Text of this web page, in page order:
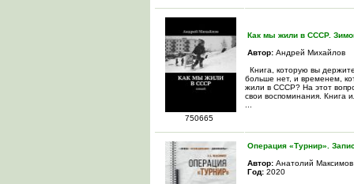
750665
Как мы жили в СССР.
Автор: Андрей Михайлов
Книга, которую вы
больше нет, и временем,
жили в СССР? На этот
свои воспоминания. Книга
Операция «Турнир».
Автор: Анатолий Максимов
Год: 2020